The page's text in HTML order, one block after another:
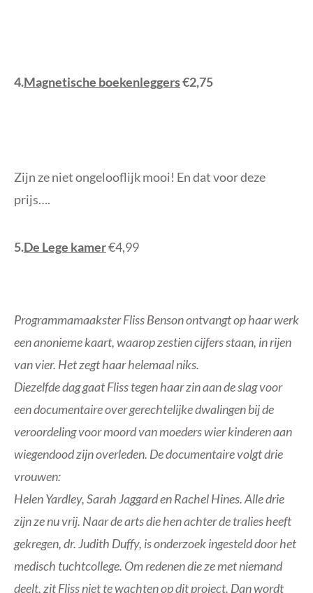
4.Magnetische boekenleggers€2,75
Zijn ze niet ongelooflijk mooi! En dat voor deze
prijs….
5.De Lege kamer€4,99
Programmamaakster Fliss Benson ontvangt op haar werk
een anonieme kaart, waarop zestien cijfers staan, in rijen
van vier. Het zegt haar helemaal niks.
Diezelfde dag gaat Fliss tegen haar zin aan de slag voor
een documentaire over gerechtelijke dwalingen bij de
veroordeling voor moord van moeders wier kinderen aan
wiegendood zijn overleden. De documentaire volgt drie
vrouwen:
Helen Yardley, Sarah Jaggard en Rachel Hines. Alle drie
zijn ze nu vrij. Naar de arts die hen achter de tralies heeft
gekregen, dr. Judith Duffy, is onderzoek ingesteld door het
medisch tuchtcollege. Om redenen die ze met niemand
deelt, zit Fliss niet te wachten op dit project. Dan wordt